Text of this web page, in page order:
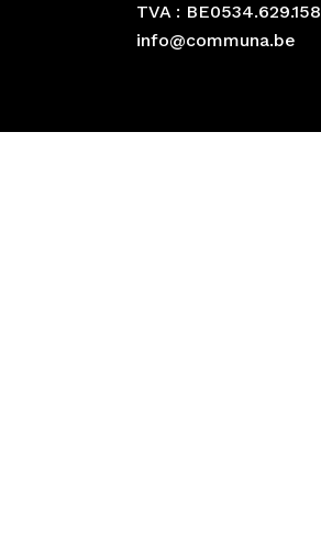
TVA : BE0534.629.158
info@communa.be